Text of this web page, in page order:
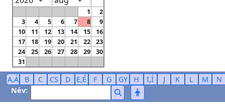
1
2
3
4 5 6 7 8
9
10
11 12 13 14 15
16
17
18 19 20 21 22
23
24
25 26 27 28 29
30
31
A,Á B C CS D E,É F G GY H I,Í J K L M
N
Név: